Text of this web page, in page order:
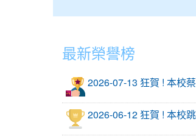
最新榮譽榜
2026-07-13 狂賀 ! 本校
2026-06-12 狂賀 ! 本校